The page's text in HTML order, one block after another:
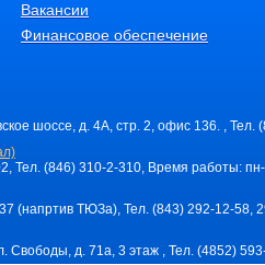
Вакансии
Финансовое обеспечение
шоссе, д. 4А, стр. 2, офис 136. ,
Тел. (846) 310-2-310, Время работы:
(напртив ТЮЗа), Тел. (843) 292-12-
Свободы, д. 71a, 3 этаж , Тел. (4852)